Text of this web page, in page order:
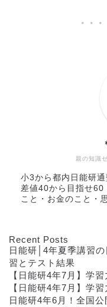
親の知識
小3から都内日能研
差値40から目指せ60
こと・お金のこと・
Recent Posts
日能研│4年夏季講習
習とテスト結果
【日能研4年7月】学
【日能研4年7月】学
日能研4年6月！全国